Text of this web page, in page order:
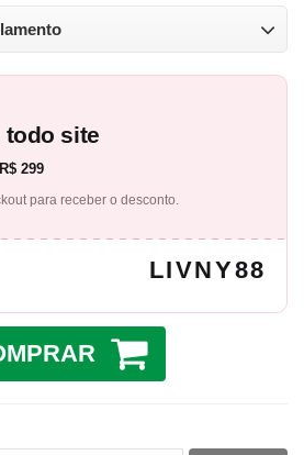
todo site
R$ 299
para receber o desconto.
LIVNY88